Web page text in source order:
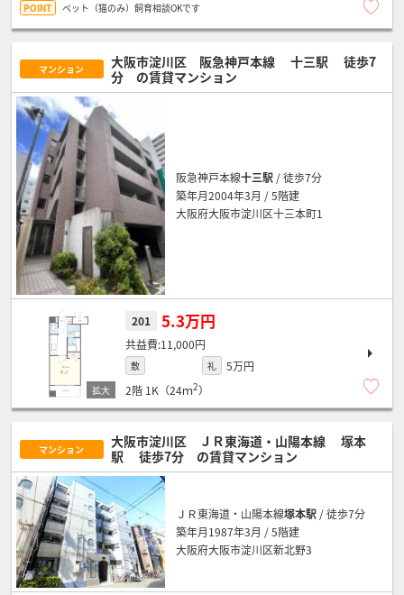
ペット（猫のみ）飼育相談OKです
マンション 大阪市淀川区 阪急神戸本線 十三駅
徒歩7
分 の賃貸マンション
阪急神戸本線十三駅 / 徒歩7分
築年月2004年3月 / 5階建
大阪府大阪市淀川区十三本町1
201 5.3万円
11,000円
敷 礼
5万円
2階 1K（24ｍ2）
マンション 大阪市淀川区 ＪＲ東海道・山陽本線
塚本
駅
徒歩7分 の賃貸マンション
ＪＲ東海道・山陽本線塚本駅 / 徒歩7分
築年月1987年3月 / 5階建
大阪府大阪市淀川区新北野3